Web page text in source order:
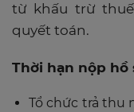
từ khấu trừ
quyết toán.
Thời hạn nộp hồ
Tổ chức trả thu